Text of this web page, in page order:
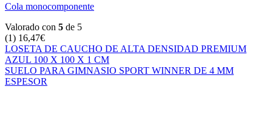
Cola monocomponente
Valorado con 5 de 5
(1) 16,47€
LOSETA DE CAUCHO DE ALTA DENSIDAD PREMIUM
AZUL 100 X 100 X 1 CM
SUELO PARA GIMNASIO SPORT WINNER DE 4 MM
ESPESOR